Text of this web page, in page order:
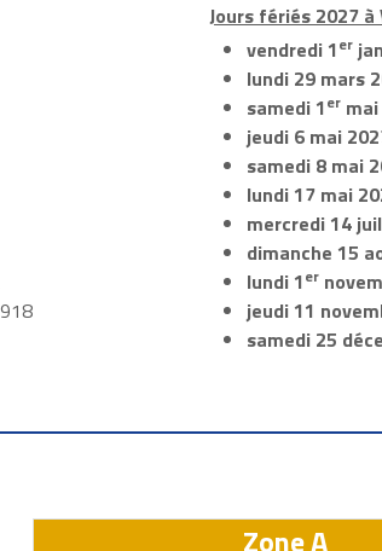
Jours fériés 2027
vendredi 1er
lundi 29 mars
samedi 1ermai
jeudi 6 mai
samedi 8 mai
lundi 17 mai
mercredi 14
dimanche 15
lundi 1er
jeudi 11
samedi 25
Zone A